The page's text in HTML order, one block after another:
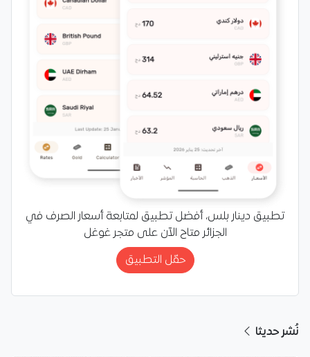
تطبيق دينار بلس، أفضل تطبيق لمتابعة أسعار الصرف في
الجزائر متاح الآن على متجر غوغل
حمّل التطبيق
نُشر حديثا